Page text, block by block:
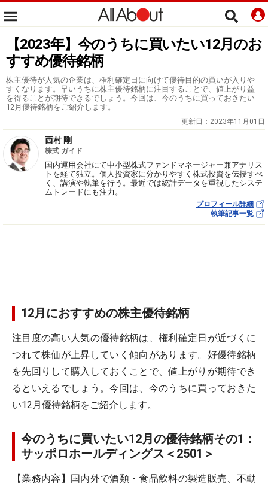
【2023年】今のうちに買いたい12月のお
すすめ優待銘柄
株主優待が人気の企業は、権利確定日に向けて優待目的の買いが入りや
すくなります。早いうちに株主優待銘柄に注目することで、値上がり益
を得ることが期待できるでしょう。今回は、今のうちに買っておきたい
12月優待銘柄をご紹介します。
更新日： 2023年11月01日
西村 剛
株式 ガイド
国内運用会社にて中小型株式ファンドマネージャー兼アナリス
トを経て独立。個人投資家に分かりやすく株式投資を伝授すべ
く、講演や執筆を行う。最近では統計データを重視したシステ
ムトレードにも注力。
プロフィール詳細
執筆記事一覧
12月におすすめの株主優待銘柄
注目度の高い人気の優待銘柄は、権利確定日が近づくに
つれて株価が上昇していく傾向があります。好優待銘柄
を先回りして購入しておくことで、値上がりが期待でき
るといえるでしょう。今回は、今のうちに買っておきた
い12月優待銘柄をご紹介します。
今のうちに買いたい12月の優待銘柄その1：
サッポロホールディングス＜2501＞
【業務内容】国内外で酒類・食品飲料の製造販売、不動